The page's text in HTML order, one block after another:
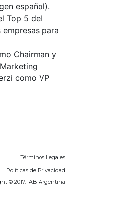
español).
Top 5 del
para
Chairman y
como VP
Términos Legales
Políticas de Privacidad
© 2017. IAB Argentina